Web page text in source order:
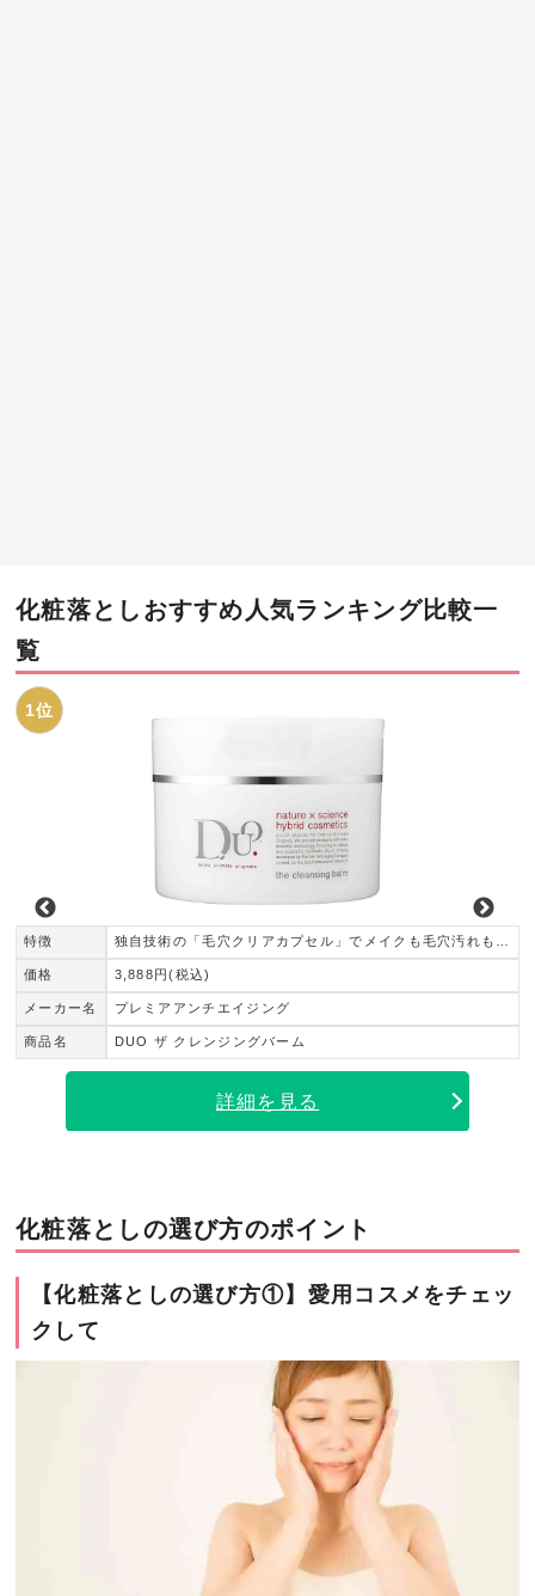
化粧落としおすすめ人気ランキング比較一
覧
1位
特徴
価格
メーカー名
商品名
3,888円(税込)
プレミアアンチエイジング
DUO ザ クレンジングバーム
詳細を見る
化粧落としの選び方のポイント
【化粧落としの選び方①】愛用コスメをチェッ
クして